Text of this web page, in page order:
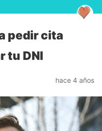
pedir cita
tu DNI
hace 4 años